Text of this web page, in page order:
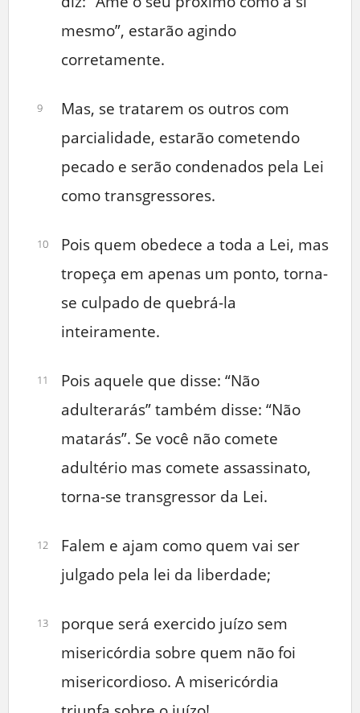
mesmo”, estarão agindo
corretamente.
9
Mas, se tratarem os outros com
parcialidade, estarão cometendo
pecado e serão condenados pela Lei
como transgressores.
10
Pois quem obedece a toda a Lei, mas
tropeça em apenas um ponto, torna-
se culpado de quebrá-la
inteiramente.
11
Pois aquele que disse: “Não
adulterarás” também disse: “Não
matarás”. Se você não comete
adultério mas comete assassinato,
torna-se transgressor da Lei.
12
Falem e ajam como quem vai ser
julgado pela lei da liberdade;
13
porque será exercido juízo sem
misericórdia sobre quem não foi
misericordioso. A misericórdia